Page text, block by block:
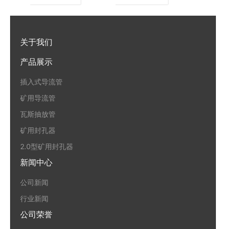
关于我们
产品展示
插入式导流管
矿用导流管
瓦斯抽放管
矿用封孔器
2.0型矿用封孔器
新闻中心
公司新闻
行业新闻
公司荣誉